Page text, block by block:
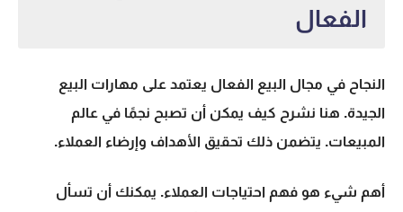
الفعال
النجاح في مجال البيع الفعال يعتمد على مهارات البيع
الجيدة. هنا نشرح كيف يمكن أن تصبح نجمًا في عالم
المبيعات. يتضمن ذلك تحقيق الأهداف وإرضاء العملاء.
أهم شيء هو فهم احتياجات العملاء. يمكنك أن تسأل